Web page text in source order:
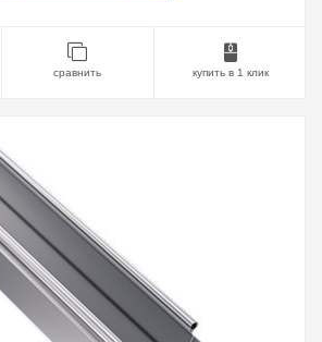
сравнить купить в 1 клик